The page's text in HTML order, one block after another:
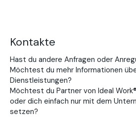
Kontakte
Hast du andere Anfragen oder
Möchtest du mehr Informationen
Dienstleistungen?
Möchtest du Partner von Ideal
oder dich einfach nur mit dem
setzen?